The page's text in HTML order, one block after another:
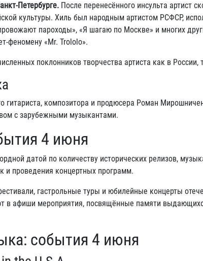
Петербурге. После перенесённого инсульта артист
культуры. Хиль был народным артистом РСФСР,
пароходы», «Я шагаю по Москве» и многих
феномену «Mr. Trololo».
поклонников творчества артиста как в России,
композитора и продюсера Роман
с зарубежными музыкантами.
4 июня
датой по количеству исторических релизов,
и проведения концертных программ.
гастрольные туры и юбилейные концерты
в афиши мероприятия, посвящённые памяти
события 4 июня